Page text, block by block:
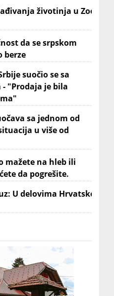
životinja u Zoo
da se srpskom
berze
suočio se sa
"Prodaja je bila
sa jednom od
u više od
mažete na hleb ili
da pogrešite.
U delovima Hrvatske